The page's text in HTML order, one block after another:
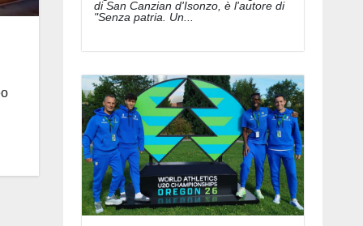
di San Canzian d'Isonzo, è l'autore di
"Senza patria. Un...